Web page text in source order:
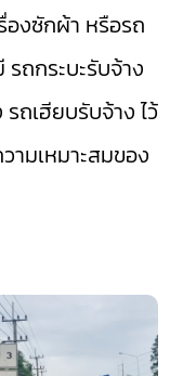
องซักผ้า หรือรถ
รถกระบะรับจ้าง
รถเฮียบรับจ้างไว้
ามเหมาะสมของ